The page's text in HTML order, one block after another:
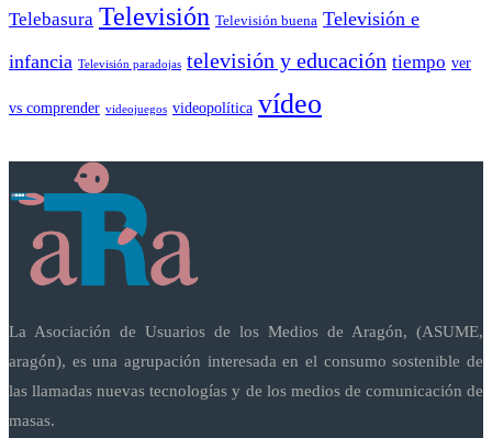
Telebasura Televisión Televisión buena Televisión e
infancia Televisión paradojas televisión y educación tiempo ver
vs comprender videojuegos videopolítica vídeo
La Asociación de Usuarios de los Medios de Aragón, (ASUME,
aragón), es una agrupación interesada en el consumo sostenible de
las llamadas nuevas tecnologías y de los medios de comunicación de
masas.